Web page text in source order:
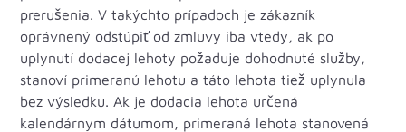
prerušenia. V takýchto prípadoch je zákazník
oprávnený odstúpiť od zmluvy iba vtedy, ak po
uplynutí dodacej lehoty požaduje dohodnuté služby,
stanoví primeranú lehotu a táto lehota tiež uplynula
bez výsledku. Ak je dodacia lehota určená
kalendárnym dátumom, primeraná lehota stanovená